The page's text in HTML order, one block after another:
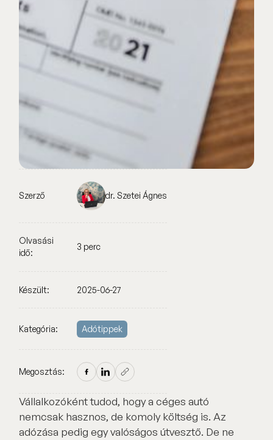
Szerző dr. Szetei Ágnes
Olvasási
idő:
3 perc
Készült: 2025-06-27
Kategória: Adótippek
Megosztás:
Vállalkozóként tudod, hogy a céges autó
nemcsak hasznos, de komoly költség is. Az
adózása pedig egy valóságos útvesztő. De ne